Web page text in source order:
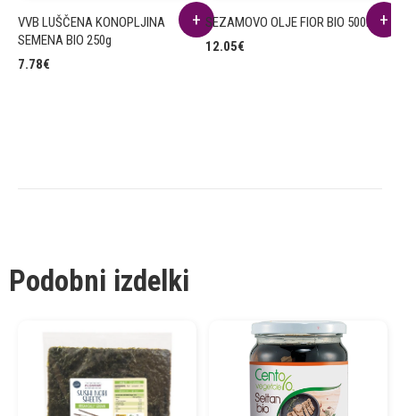
VVB LUŠČENA KONOPLJINA
SEMENA BIO 250g
7.78€
SEZAMOVO OLJE FIOR BIO 500ml
12.05€
Podobni izdelki